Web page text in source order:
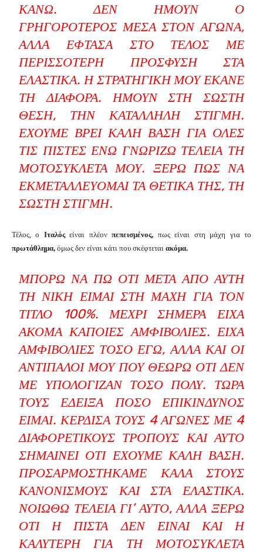
ΚΆΝΩ. ΔΕΝ ΉΜΟΥΝ Ο
ΓΡΗΓΟΡΌΤΕΡΟΣ ΜΈΣΑ ΣΤΟΝ ΑΓΏΝΑ,
ΑΛΛΆ ΈΦΤΑΣΑ ΣΤΟ ΤΈΛΟΣ ΜΕ
ΠΕΡΙΣΣΌΤΕΡΗ ΠΡΌΣΦΥΣΗ ΣΤΑ
ΕΛΑΣΤΙΚΆ. Η ΣΤΡΑΤΗΓΙΚΉ ΜΟΥ ΈΚΑΝΕ
ΤΗ ΔΙΑΦΟΡΆ. ΉΜΟΥΝ ΣΤΗ ΣΩΣΤΉ
ΘΈΣΗ, ΤΗΝ ΚΑΤΆΛΛΗΛΗ ΣΤΙΓΜΉ.
ΈΧΟΥΜΕ ΒΡΕΙ ΚΑΛΉ ΒΆΣΗ ΓΙΑ ΌΛΕΣ
ΤΙΣ ΠΊΣΤΕΣ ΕΝΏ ΓΝΩΡΊΖΩ ΤΈΛΕΙΑ ΤΗ
ΜΟΤΟΣΥΚΛΈΤΑ ΜΟΥ. ΞΈΡΩ ΠΩΣ ΝΑ
ΕΚΜΕΤΑΛΛΕΎΟΜΑΙ ΤΑ ΘΕΤΙΚΆ ΤΗΣ, ΤΗ
ΣΩΣΤΉ ΣΤΙΓΜΉ.
Τέλος, ο Ιταλόςείναι πλέονπεπεισμένος, πως είναι στη μάχη για το
πρωτάθλημα, όμως δεν είναι κάτι που σκέφτεται ακόμα.
ΜΠΟΡΏ ΝΑ ΠΩ ΌΤΙ ΜΕΤΆ ΑΠΌ ΑΥΤΉ
ΤΗ ΝΊΚΗ ΕΊΜΑΙ ΣΤΗ ΜΆΧΗ ΓΙΑ ΤΟΝ
ΤΊΤΛΟ 100%. ΜΈΧΡΙ ΣΉΜΕΡΑ ΕΊΧΑ
ΑΚΌΜΑ ΚΆΠΟΙΕΣ ΑΜΦΙΒΟΛΊΕΣ. ΕΊΧΑ
ΑΜΦΙΒΟΛΊΕΣ ΤΌΣΟ ΕΓΏ, ΑΛΛΆ ΚΑΙ ΟΙ
ΑΝΤΊΠΑΛΟΊ ΜΟΥ ΠΟΥ ΘΕΩΡΏ ΌΤΙ ΔΕΝ
ΜΕ ΥΠΟΛΌΓΙΖΑΝ ΤΌΣΟ ΠΟΛΎ. ΤΏΡΑ
ΤΟΥΣ ΈΔΕΙΞΑ ΠΌΣΟ ΕΠΙΚΊΝΔΥΝΟΣ
ΕΊΜΑΙ. ΚΈΡΔΙΣΑ ΤΟΥΣ 4 ΑΓΏΝΕΣ ΜΕ 4
ΔΙΑΦΟΡΕΤΙΚΟΎΣ ΤΡΌΠΟΥΣ ΚΑΙ ΑΥΤΌ
ΣΗΜΑΊΝΕΙ ΌΤΙ ΈΧΟΥΜΕ ΚΑΛΉ ΒΆΣΗ.
ΠΡΟΣΑΡΜΟΣΤΉΚΑΜΕ ΚΑΛΆ ΣΤΟΥΣ
ΚΑΝΟΝΙΣΜΟΎΣ ΚΑΙ ΣΤΑ ΕΛΑΣΤΙΚΆ.
ΝΟΙΏΘΩ ΤΈΛΕΙΑ ΓΙ’ ΑΥΤΌ, ΑΛΛΆ ΞΈΡΩ
ΌΤΙ Η ΠΊΣΤΑ ΔΕΝ ΕΊΝΑΙ ΚΑΙ Η
ΚΑΛΎΤΕΡΗ ΓΙΑ ΤΗ ΜΟΤΟΣΥΚΛΈΤΑ